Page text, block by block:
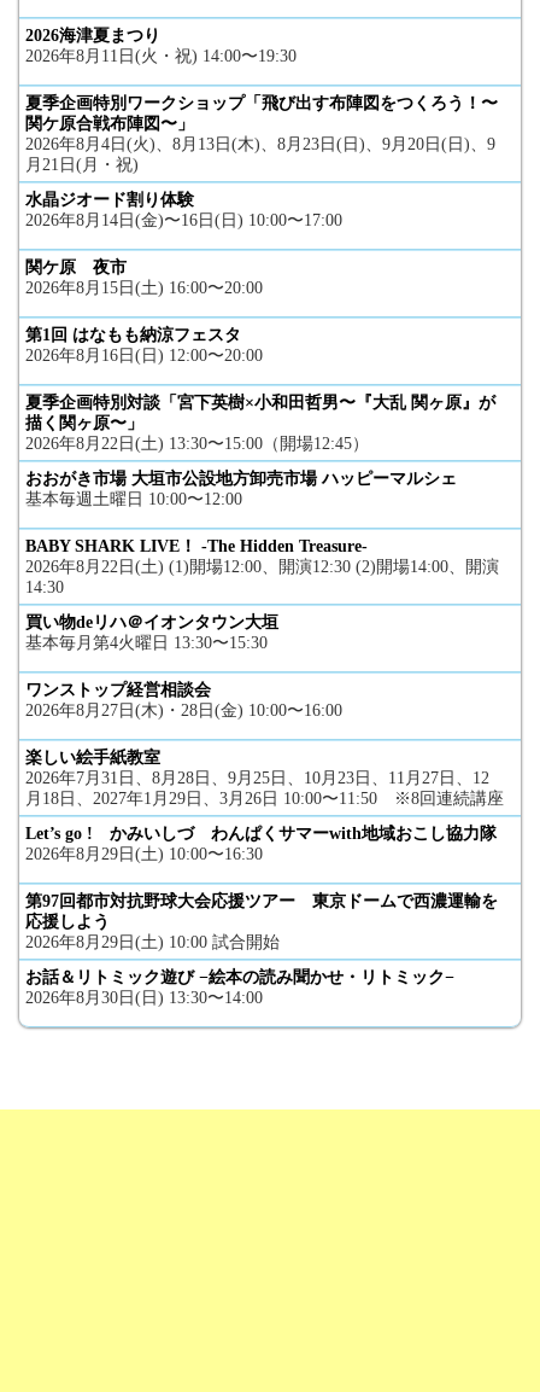
2026海津夏まつり
2026年8月11日(火・祝) 14:00〜19:30
夏季企画特別ワークショップ「飛び出す布陣図をつくろう！〜
関ケ原合戦布陣図〜」
2026年8月4日(火)、8月13日(木)、8月23日(日)、9月20日(日)、9
月21日(月・祝)
水晶ジオード割り体験
2026年8月14日(金)〜16日(日) 10:00〜17:00
関ケ原 夜市
2026年8月15日(土) 16:00〜20:00
第1回 はなもも納涼フェスタ
2026年8月16日(日) 12:00〜20:00
夏季企画特別対談「宮下英樹×小和田哲男〜『大乱 関ヶ原』が
描く関ヶ原〜」
2026年8月22日(土) 13:30〜15:00（開場12:45）
おおがき市場 大垣市公設地方卸売市場 ハッピーマルシェ
基本毎週土曜日 10:00〜12:00
BABY SHARK LIVE！ -The Hidden Treasure-
2026年8月22日(土) (1)開場12:00、開演12:30 (2)開場14:00、開演
14:30
買い物deリハ＠イオンタウン大垣
基本毎月第4火曜日 13:30〜15:30
ワンストップ経営相談会
2026年8月27日(木)・28日(金) 10:00〜16:00
楽しい絵手紙教室
2026年7月31日、8月28日、9月25日、10月23日、11月27日、12
月18日、2027年1月29日、3月26日 10:00〜11:50 ※8回連続講座
Let’s go ! かみいしづ わんぱくサマーwith地域おこし協力隊
2026年8月29日(土) 10:00〜16:30
第97回都市対抗野球大会応援ツアー 東京ドームで西濃運輸を
応援しよう
2026年8月29日(土) 10:00 試合開始
お話＆リトミック遊び −絵本の読み聞かせ・リトミック−
2026年8月30日(日) 13:30〜14:00